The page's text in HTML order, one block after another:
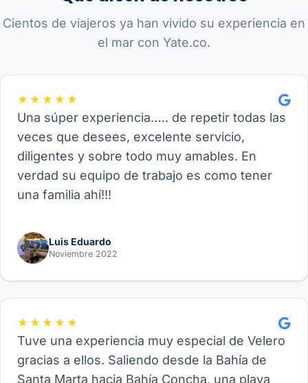
Cientos de viajeros ya han vivido su experiencia en
el mar con Yate.co.
★★★★★
Una súper experiencia….. de repetir todas las
veces que desees, excelente servicio,
diligentes y sobre todo muy amables. En
verdad su equipo de trabajo es como tener
una familia ahí!!!
Luis Eduardo
Noviembre 2022
★★★★★
Tuve una experiencia muy especial de Velero
gracias a ellos. Saliendo desde la Bahía de
Santa Marta hacia Bahía Concha, una playa